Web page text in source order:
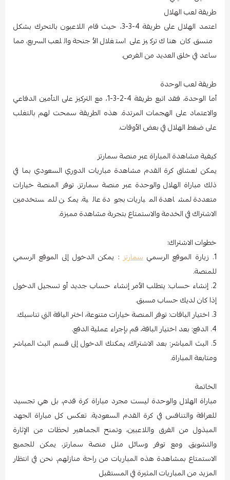
طريقة لعب الهلال
اعتمد الهلال على طريقة 4-3-3، حيث قام اللاعبون بالتحرك بشكل
منسق. كان هناك تركيز على استغلال الأجنحة واللعب السريع، مما
ساعد في خلق العديد من الفرص.
طريقة لعب الوحدة
أما الوحدة، فقد اتبع طريقة 4-2-3-1، مع التركيز على التأمين الدفاعي
والاعتماد على الهجمات المرتدة. هذه الطريقة سمحت لهم بالتغلب
على ضغط الهلال في بعض الأوقات.
كيفية مشاهدة المباراة عبر منصة سمارتز
يمكن لعشاق كرة القدم مشاهدة مباريات الدوري السعودي بما في
ذلك مباراة الهلال والوحدة عبر منصة سمارتز. توفر المنصة خيارات
متعددة لمشاهدة المباريات بجودة عالية. يمكن للمستخدمين
الاشتراك في الخدمة والاستمتاع بتجربة مشاهدة مميزة.
خطوات الاشتراك:
1. زيارة الموقع الرسمي
سمارتز : يمكن الدخول إلى الموقع الرسمي
للمنصة.
2. إنشاء حساب: يتطلب الأمر إنشاء حساب جديد أو تسجيل الدخول
إذا كان لديك حساب مسبق.
3. اختيار الباقات: توفر المنصة خيارات متنوعة، اختر الباقة التي تناسبك.
4. الدفع: بعد اختيار الباقة، قم بإجراء عملية الدفع.
5. البث المباشر: بعد الاشتراك، يمكنك الدخول إلى قسم البث المباشر
ومتابعة المباراة.
الخاتمة
مباراة الهلال والوحدة ليست مجرد مباراة كرة قدم، بل هي تجسيد
للعراقة والتنافس في كرة القدم السعودية. تعكس كل مباراة الجهد
المبذول من الفرق واللاعبين، وتمنح الجماهير لحظات من الإثارة
والتشويق. ومع توفر وسائل مثل منصة سمارتز، يمكن للجميع
الاستمتاع بمشاهدة هذه المباريات من راحة منازلهم. نحن في انتظار
المزيد من المباريات المثيرة في المستقبل